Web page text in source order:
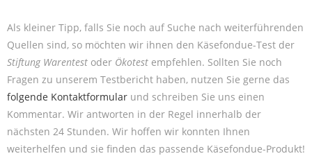
Als kleiner Tipp, falls Sie noch auf Suche nach weiterführenden
Quellen sind, so möchten wir ihnen den Käsefondue-Test der
Stiftung Warentest oder Ökotest empfehlen. Sollten Sie noch
Fragen zu unserem Testbericht haben, nutzen Sie gerne das
folgende Kontaktformular und schreiben Sie uns einen
Kommentar. Wir antworten in der Regel innerhalb der
nächsten 24 Stunden. Wir hoffen wir konnten Ihnen
weiterhelfen und sie finden das passende Käsefondue-Produkt!